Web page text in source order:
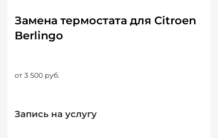
Замена термостата для Citroen
Berlingo
от 3 500 руб.
Запись на услугу